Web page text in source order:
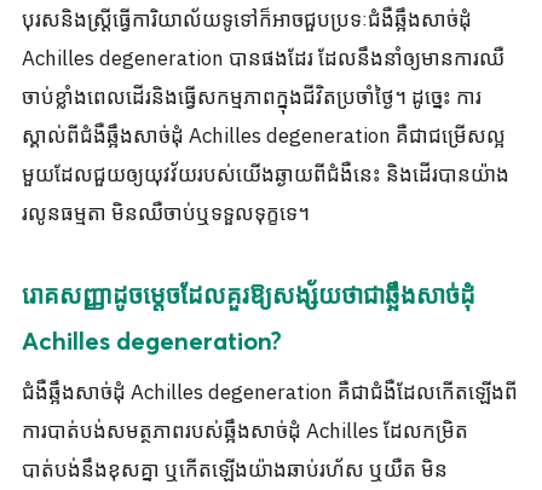
បុរសនិងស្ត្រីធ្វើការិយាល័យទូទៅក៏អាចជួបប្រទៈជំងឺឆ្អឹងសាច់ដុំ
Achilles degeneration បានផងដែរ ដែលនឹងនាំឲ្យមានការឈឺ
ចាប់ខ្លាំងពេលដើរនិងធ្វើសកម្មភាពក្នុងជីវិតប្រចាំថ្ងៃ។ ដូច្នេះ ការ
ស្គាល់ពីជំងឺឆ្អឹងសាច់ដុំ Achilles degeneration គឺជាជម្រើសល្អ
មួយដែលជួយឲ្យយុវវ័យរបស់យើងឆ្ងាយពីជំងឺនេះ និងដើរបានយ៉ាង
រលូនធម្មតា មិនឈឺចាប់ឬទទួលទុក្ខទេ។
រោគសញ្ញាដូចម្តេចដែលគួរឱ្យសង្ស័យថាជាឆ្អឹងសាច់ដុំ
Achilles degeneration?
ជំងឺឆ្អឹងសាច់ដុំ Achilles degeneration គឺជាជំងឺដែលកើតឡើងពី
ការបាត់បង់សមត្ថភាពរបស់ឆ្អឹងសាច់ដុំ Achilles ដែលកម្រិត
បាត់បង់នឹងខុសគ្នា ឬកើតឡើងយ៉ាងឆាប់រហ័ស ឬយឺត មិន